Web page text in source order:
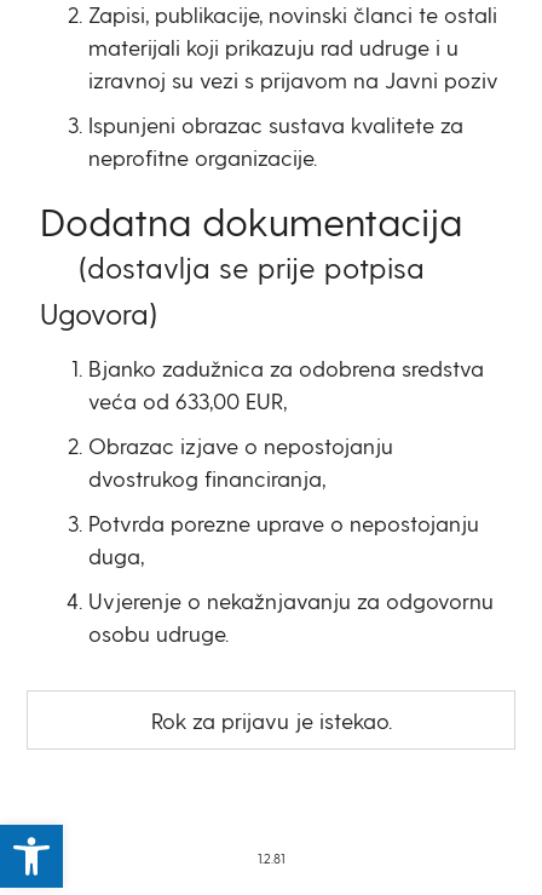
Open toolbar
Zapisi, publikacije, novinski članci te ostali
materijali koji prikazuju rad udruge i u
izravnoj su vezi s prijavom na Javni poziv
Ispunjeni obrazac sustava kvalitete za
neprofitne organizacije.
Dodatna dokumentacija
(dostavlja se prije potpisa
Ugovora)
Bjanko zadužnica za odobrena sredstva
veća od 633,00 EUR,
Obrazac izjave o nepostojanju
dvostrukog financiranja,
Potvrda porezne uprave o nepostojanju
duga,
Uvjerenje o nekažnjavanju za odgovornu
osobu udruge.
Rok za prijavu je istekao.
1.2.81